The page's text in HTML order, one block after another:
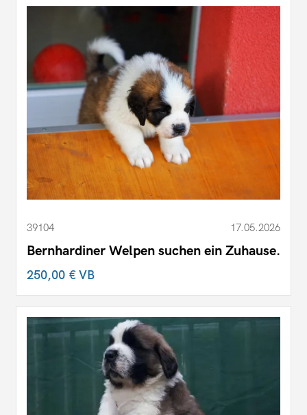
39104 17.05.2026
Bernhardiner Welpen suchen ein Zuhause.
250,00 €VB